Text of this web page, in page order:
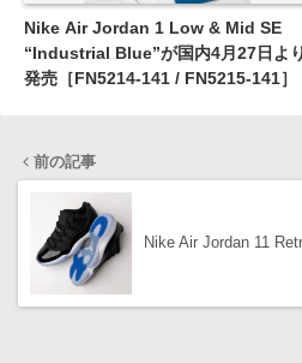
Nike Air Jordan 1 Low & Mid SE
“Industrial Blue”が国内4月27日より
発売［FN5214-141 / FN5215-141］
前の記事
Nike Air Jordan 11